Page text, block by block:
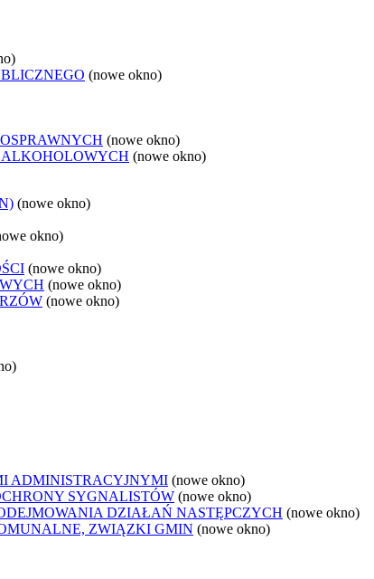
(nowe okno)
(nowe okno)
(nowe okno)
(nowe okno)
okno)
(nowe okno)
(nowe okno)
(nowe okno)
ADMINISTRACYJNYMI (nowe okno)
SYGNALISTÓW (nowe okno)
DZIAŁAŃ NASTĘPCZYCH (nowe okno)
ZWIĄZKI GMIN (nowe okno)